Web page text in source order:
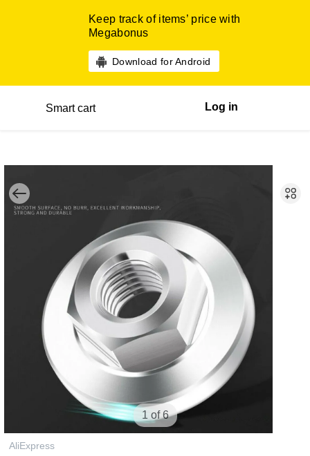
Keep track of items’ price with
Megabonus
Download for Android
Smart cart Log in
1 of 6
AliExpress